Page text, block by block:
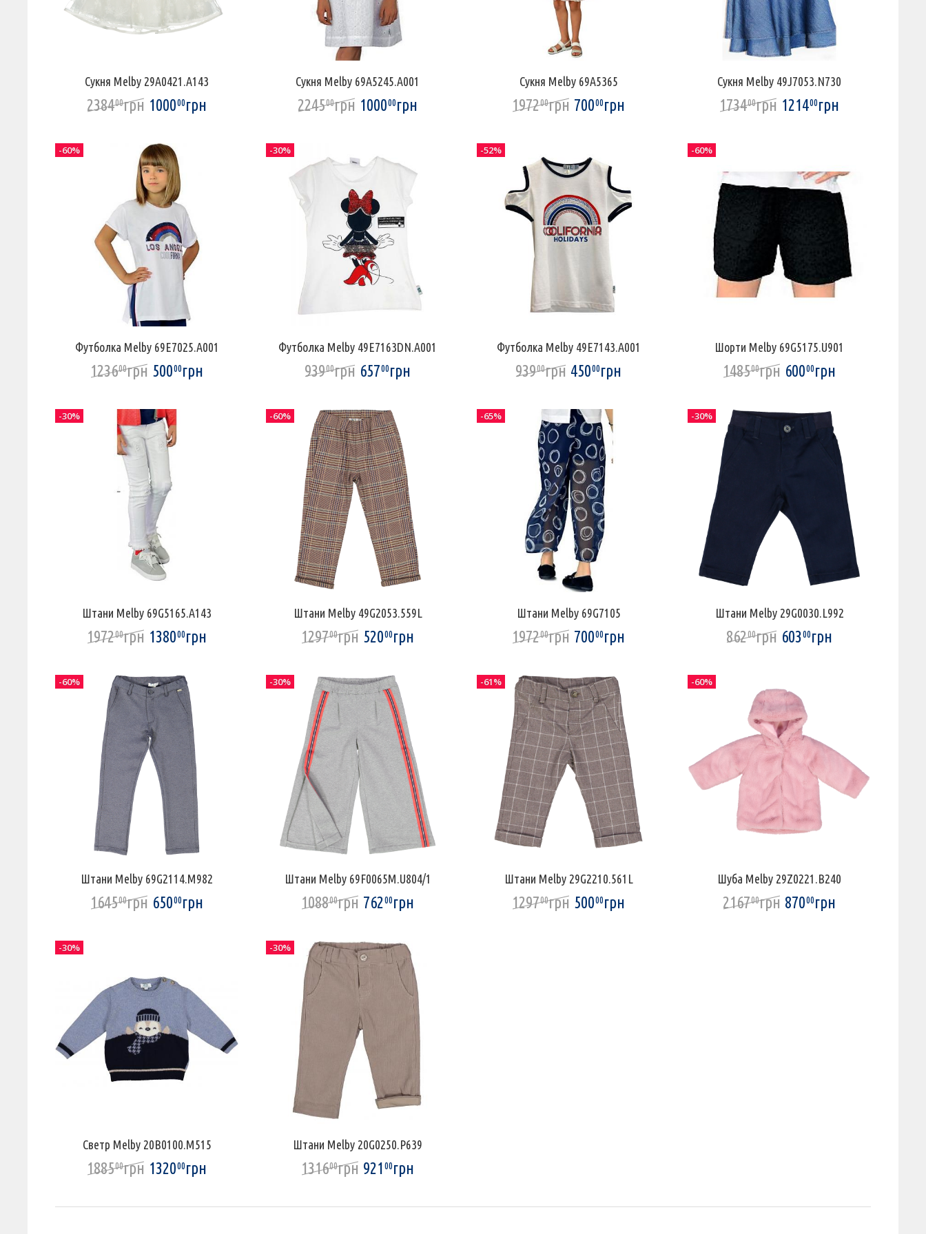
Сукня Melby 29A0421.A143
238400грн 100000грн
Сукня Melby 69A5245.A001
224500грн 100000грн
Сукня Melby 69A5365
197200грн 70000грн
Сукня Melby 49J7053.N730
173400грн 121400грн
Футболка Melby 69E7025.A001
123600грн 50000грн
-60%
Футболка Melby 49E7163DN.A001
93900грн 65700грн
-30%
Футболка Melby 49E7143.A001
93900грн 45000грн
-52%
Шорти Melby 69G5175.U901
148500грн 60000грн
-60%
Штани Melby 69G5165.A143
197200грн 138000грн
-30%
Штани Melby 49G2053.559L
129700грн 52000грн
-60%
Штани Melby 69G7105
197200грн 70000грн
-65%
Штани Melby 29G0030.L992
86200грн 60300грн
-30%
Штани Melby 69G2114.M982
164500грн 65000грн
-60%
Штани Melby 69F0065M.U804/1
108800грн 76200грн
-30%
Штани Melby 29G2210.561L
129700грн 50000грн
-61%
Шуба Melby 29Z0221.B240
216700грн 87000грн
-60%
Светр Melby 20B0100.M515
188500грн 132000грн
-30%
Штани Melby 20G0250.P639
131600грн 92100грн
-30%